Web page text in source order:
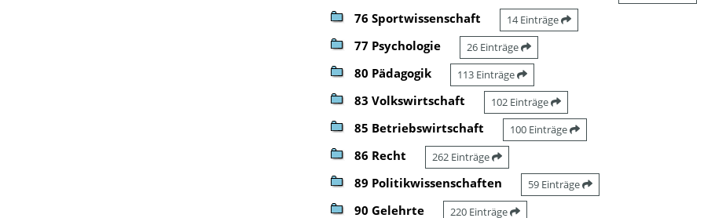
76 Sportwissenschaft 14 Einträge
77 Psychologie 26 Einträge
80 Pädagogik 113 Einträge
83 Volkswirtschaft 102 Einträge
85 Betriebswirtschaft 100 Einträge
86 Recht 262 Einträge
89 Politikwissenschaften 59 Einträge
90 Gelehrte 220 Einträge